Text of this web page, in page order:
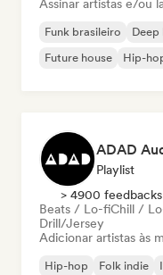
Assinar artistas e/ou
Funk brasileiro Deep
Future house
Hip-
ADAD
Playlist
> 4900
Beats / Lo-fiChill /
Drill/Jersey
Adicionar artistas às
Hip-hop Folk indie